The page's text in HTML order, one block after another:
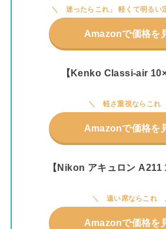
迷ったらこれ」 軽くて明るい
Amazonで価格を
【Kenko Classi-air
軽さ重視ならこれ
Amazonで価格を
【Nikon アキュロン A211
遠い席ならこれ
Amazonで価格を